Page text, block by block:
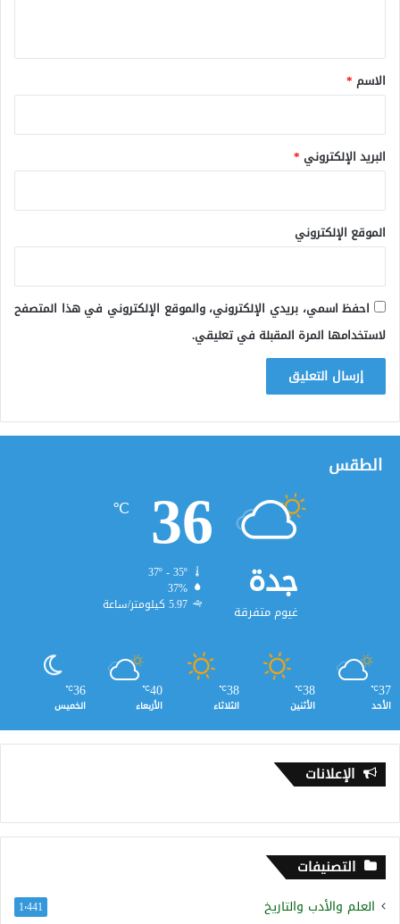
*
الاسم *
البريد الإلكتروني *
الموقع الإلكتروني
احفظ اسمي، بريدي الإلكتروني، والموقع الإلكتروني في هذا المتصفح
لاستخدامها المرة المقبلة في تعليقي.
الطقس
جدة
غيوم متفرقة
36
℃
37º - 35º
37%
5.97 كيلومتر/ساعة
37
℃
الأحد
38
℃
الأثنين
38
℃
الثلاثاء
40
℃
الأربعاء
36
℃
الخميس
الإعلانات
التصنيفات
العلم والأدب والتاريخ 1٬441